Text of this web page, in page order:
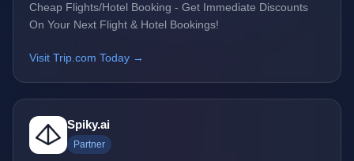
Cheap Flights/Hotel Booking - Get Immediate Discounts
On Your Next Flight & Hotel Bookings!
Visit Trip.com Today →
Spiky.ai
Partner